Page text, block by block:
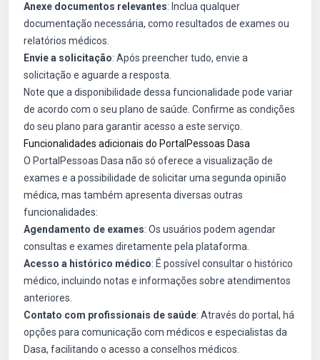
Anexe documentos relevantes: Inclua qualquer
documentação necessária, como resultados de exames ou
relatórios médicos.
Envie a solicitação: Após preencher tudo, envie a
solicitação e aguarde a resposta.
Note que a disponibilidade dessa funcionalidade pode variar
de acordo com o seu plano de saúde. Confirme as condições
do seu plano para garantir acesso a este serviço.
Funcionalidades adicionais do PortalPessoas Dasa
O PortalPessoas Dasa não só oferece a visualização de
exames e a possibilidade de solicitar uma segunda opinião
médica, mas também apresenta diversas outras
funcionalidades:
Agendamento de exames: Os usuários podem agendar
consultas e exames diretamente pela plataforma.
Acesso a histórico médico: É possível consultar o histórico
médico, incluindo notas e informações sobre atendimentos
anteriores.
Contato com profissionais de saúde: Através do portal, há
opções para comunicação com médicos e especialistas da
Dasa, facilitando o acesso a conselhos médicos.